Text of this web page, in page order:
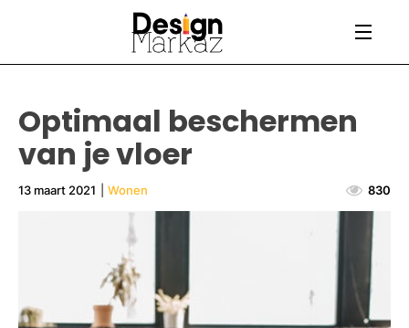
Optimaal beschermen
van je vloer
13 maart 2021 Wonen 830